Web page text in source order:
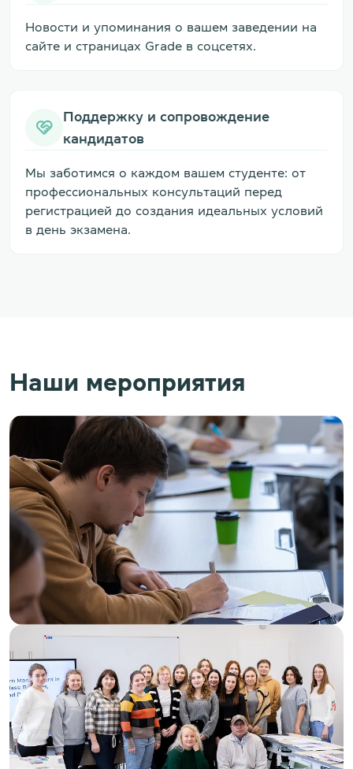
Новости и упоминания о вашем заведении на
сайте и страницах Grade в соцсетях.
Поддержку и сопровождение
кандидатов
Мы заботимся о каждом вашем студенте: от
профессиональных консультаций перед
регистрацией до создания идеальных условий
в день экзамена.
Наши мероприятия